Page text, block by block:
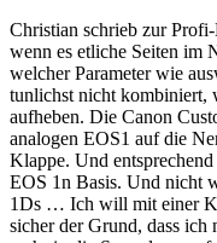
Christian schrieb zur
wenn es etliche Seiten im
welcher Parameter wie
tunlichst nicht kombiniert,
aufheben. Die Canon
analogen EOS1 auf die
Klappe. Und
EOS 1n Basis. Und nicht
1Ds … Ich will mit einer
sicher der Grund, dass